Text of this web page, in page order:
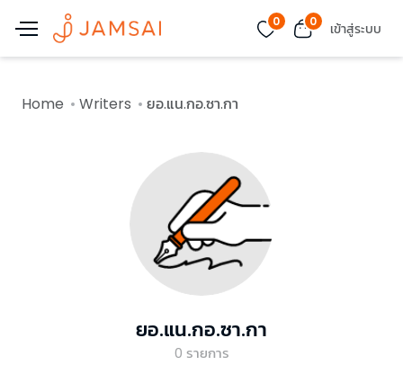
0 0 เข้าสู่ระบบ
Home Writers ยอ.แน.กอ.ซา.กา
ยอ.แน.กอ.ซา.กา
0 รายการ